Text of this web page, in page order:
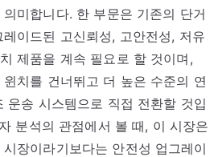
미합니다. 한 부문은 기존의 단거
이드된 고신뢰성, 고안전성, 저유
제품을 계속 필요로 할 것이며,
치를 건너뛰고 더 높은 수준의 연
운송 시스템으로 직접 전환할 것입
분석의 관점에서 볼 때, 이 시장은
장이라기보다는 안전성 업그레이